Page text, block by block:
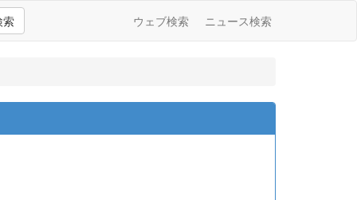
索 ウェブ検索 ニュース検索